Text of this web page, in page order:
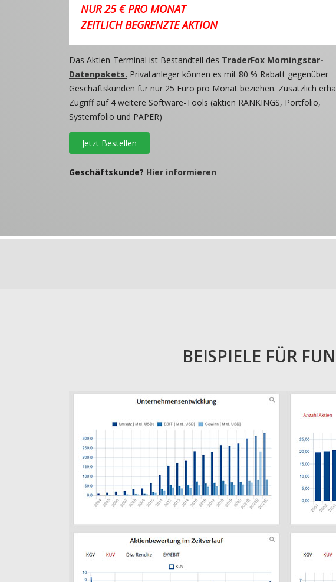
NUR 25 € PRO MONAT
ZEITLICH BEGRENZTE AKTION
Das Aktien-Terminal ist Bestandteil des TraderFox Morningstar-
Datenpakets. Privatanleger können es mit 80 % Rabatt gegenüber
Geschäftskunden für nur 25 Euro pro Monat beziehen. Zusätzlich
Zugriff auf 4 weitere Software-Tools (aktien RANKINGS, Portfolio,
Systemfolio und PAPER)
Jetzt Bestellen
Geschäftskunde? Hier informieren
BEISPIELE FÜR